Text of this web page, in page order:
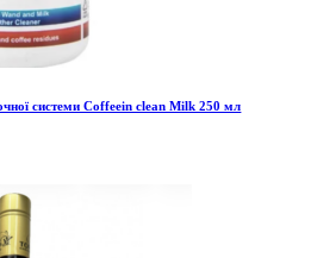
системи Coffeein clean Milk 250 мл